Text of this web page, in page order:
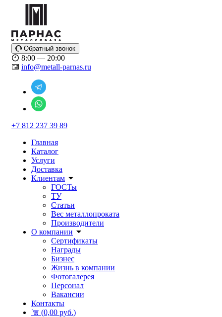
Обратный звонок
8:00 — 20:00
info@metall-parnas.ru
+7 812 237 39 89
Главная
Каталог
Услуги
Доставка
Клиентам
ГОСТы
ТУ
Статьи
Вес металлопроката
Производители
О компании
Сертификаты
Награды
Бизнес
Жизнь в компании
Фотогалерея
Персонал
Вакансии
Контакты
(0,00 руб.)